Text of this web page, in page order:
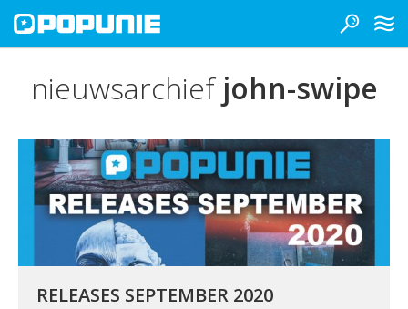
nieuwsarchief john-swipe
RELEASES SEPTEMBER 2020